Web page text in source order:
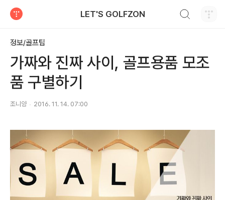
LET'S GOLFZON
정보/골프팁
가짜와 진짜 사이, 골프용품 모조
품 구별하기
조니양 2016. 11. 14. 07:00